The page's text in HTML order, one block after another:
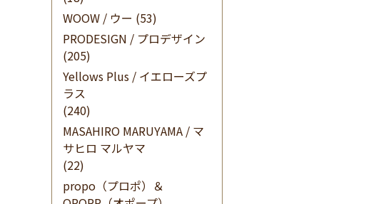
WOOW / ウー (53)
PRODESIGN / プロデザイン
(205)
Yellows Plus / イエローズプ
ラス
(240)
MASAHIRO MARUYAMA / マ
サヒロ マルヤマ
(22)
propo（プロポ）＆